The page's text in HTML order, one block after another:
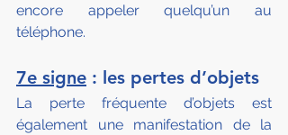
encore appeler quelqu’un au
téléphone.
7e signe : les pertes d’objets
La perte fréquente d’objets est
également une manifestation de la